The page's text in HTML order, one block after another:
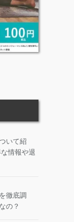
いて紹
情報や退
徹底調
の？